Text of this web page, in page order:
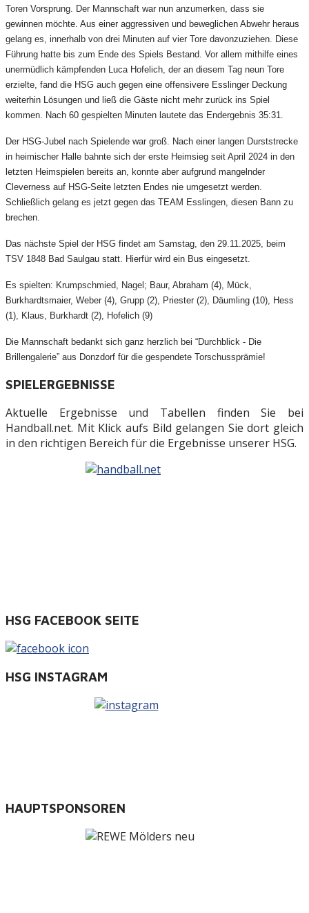
Toren Vorsprung. Der Mannschaft war nun anzumerken, dass sie
gewinnen möchte. Aus einer aggressiven und beweglichen Abwehr heraus
gelang es, innerhalb von drei Minuten auf vier Tore davonzuziehen. Diese
Führung hatte bis zum Ende des Spiels Bestand. Vor allem mithilfe eines
unermüdlich kämpfenden Luca Hofelich, der an diesem Tag neun Tore
erzielte, fand die HSG auch gegen eine offensivere Esslinger Deckung
weiterhin Lösungen und ließ die Gäste nicht mehr zurück ins Spiel
kommen. Nach 60 gespielten Minuten lautete das Endergebnis 35:31.
Der HSG-Jubel nach Spielende war groß. Nach einer langen Durststrecke
in heimischer Halle bahnte sich der erste Heimsieg seit April 2024 in den
letzten Heimspielen bereits an, konnte aber aufgrund mangelnder
Cleverness auf HSG-Seite letzten Endes nie umgesetzt werden.
Schließlich gelang es jetzt gegen das TEAM Esslingen, diesen Bann zu
brechen.
Das nächste Spiel der HSG findet am Samstag, den 29.11.2025, beim
TSV 1848 Bad Saulgau statt. Hierfür wird ein Bus eingesetzt.
Es spielten: Krumpschmied, Nagel; Baur, Abraham (4), Mück,
Burkhardtsmaier, Weber (4), Grupp (2), Priester (2), Däumling (10), Hess
(1), Klaus, Burkhardt (2), Hofelich (9)
Die Mannschaft bedankt sich ganz herzlich bei “Durchblick - Die
Brillengalerie” aus Donzdorf für die gespendete Torschussprämie!
SPIELERGEBNISSE
Aktuelle Ergebnisse und Tabellen finden Sie bei
Handball.net. Mit Klick aufs Bild gelangen Sie dort gleich
in den richtigen Bereich für die Ergebnisse unserer HSG.
HSG FACEBOOK SEITE
HSG INSTAGRAM
HAUPTSPONSOREN